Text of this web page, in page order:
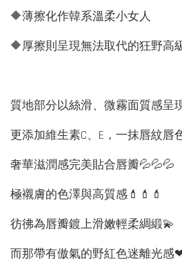
🔶薄擦化作韓系溫柔小女人
🔶厚擦則呈現無法取代的狂野高
質地部分以絲滑、微霧面質感呈
更添加維生素C、E，一抹唇紋唇
奢華滋潤感完美貼合唇瓣💦💦💦
極襯膚的色澤與高質感💄💄💄
彷彿為唇瓣鍍上滑嫩輕柔綢緞💫
而那帶有傲氣的野紅色迷離光感